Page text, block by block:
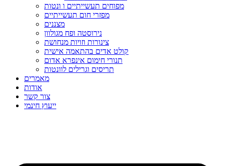
מפוחים תעשייתיים ו ונטות
מפזרי חום תעשייתיים
מצננים
נירוסטה ופח מגולוון
צינורות וזויות מנחושת
קולט אדים בהתאמה אישית
תנורי חימום אינפרא אדום
תריסים וגרילים לוונטות
מאמרים
אודות
צור קשר
ייעוץ חינמי